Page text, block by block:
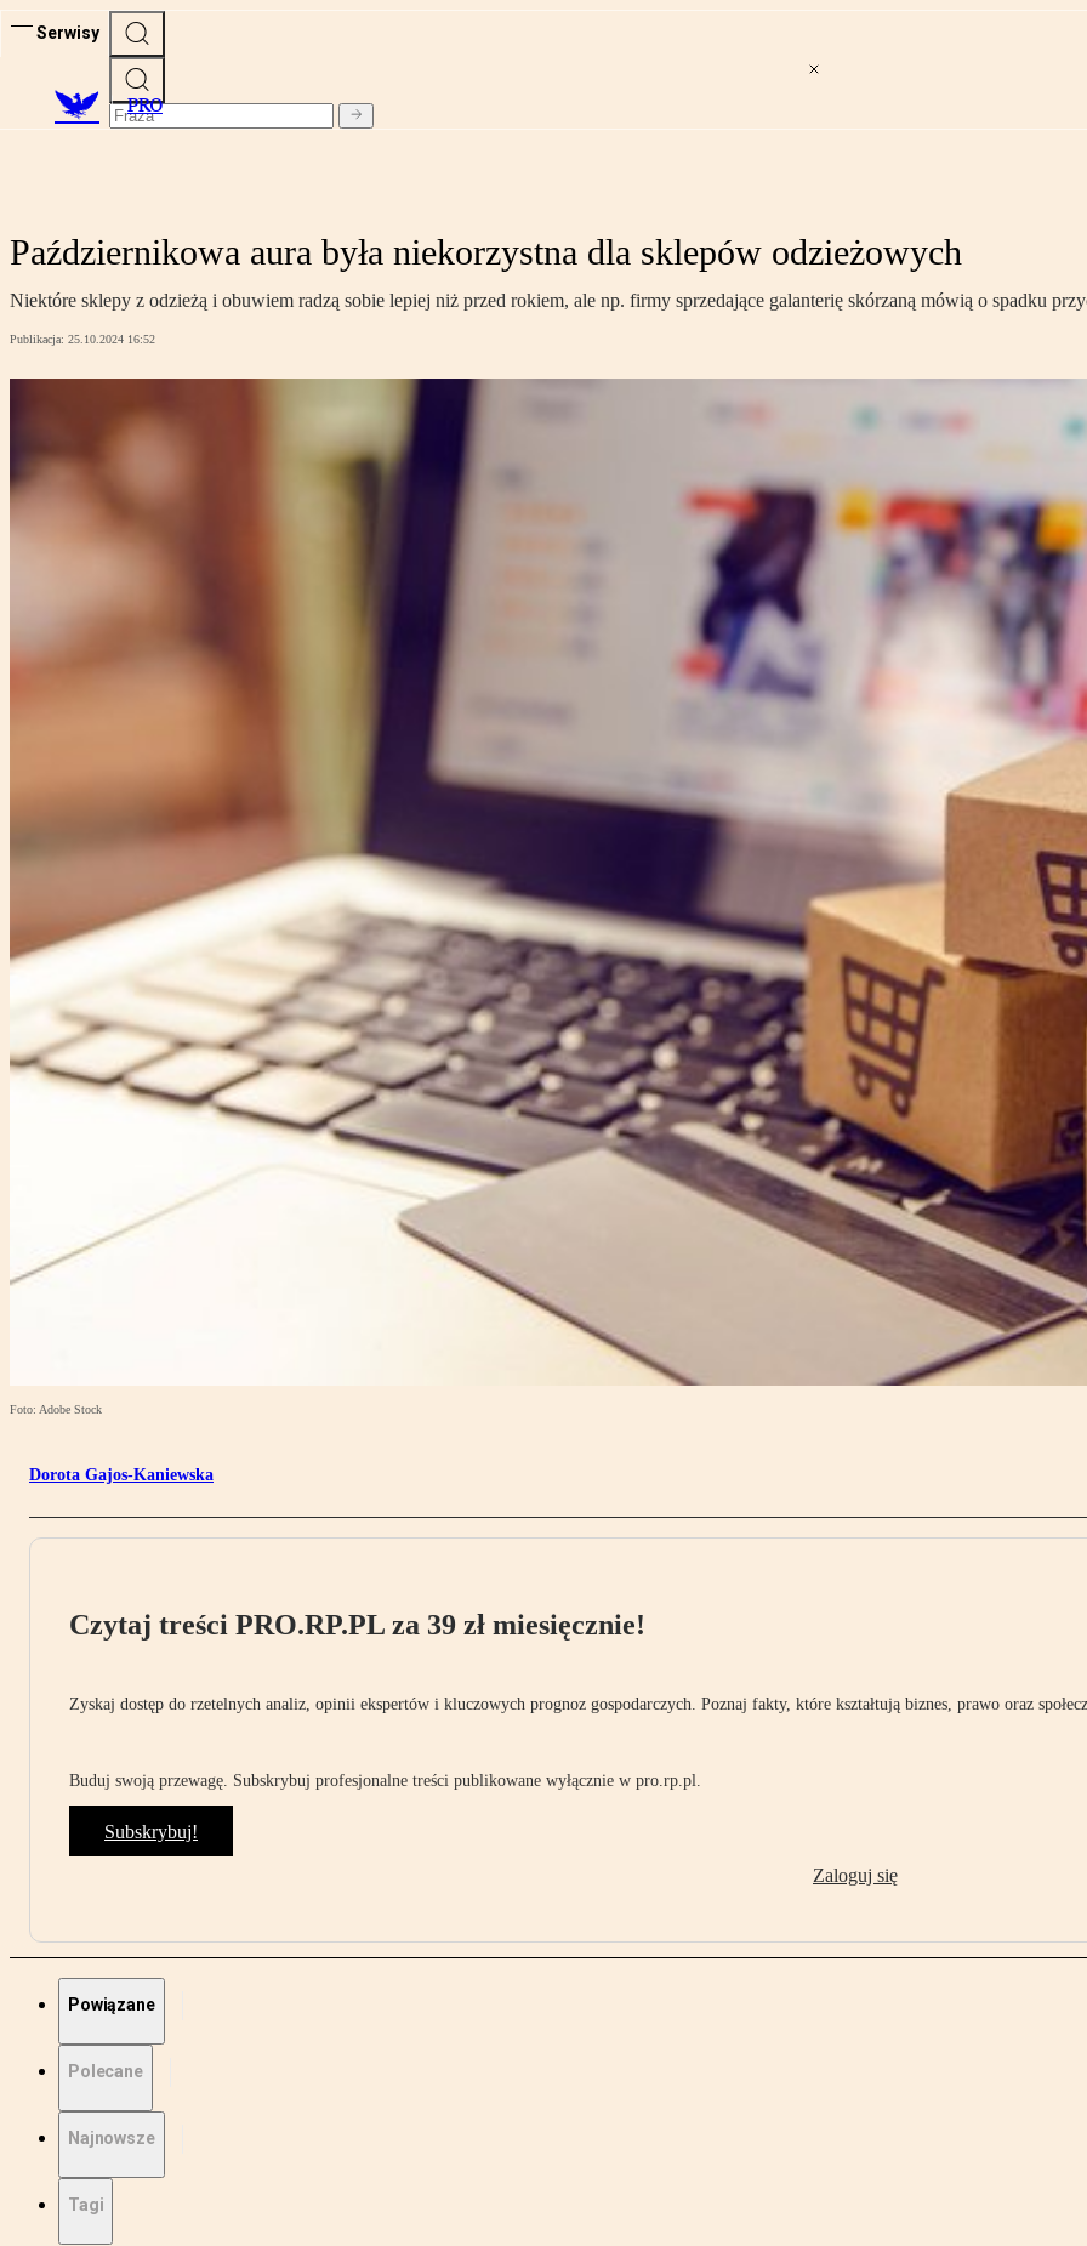
Serwisy
PRO
Październikowa aura była niekorzystna dla sklepów odzieżowych
Niektóre sklepy z odzieżą i obuwiem radzą sobie lepiej niż przed rokiem, ale np. firmy sprzedające galanterię skórzaną mówią o spadku
Publikacja: 25.10.2024 16:52
Foto: Adobe Stock
Dorota Gajos-Kaniewska
Czytaj treści PRO.RP.PL za 39 zł miesięcznie!
Zyskaj dostęp do rzetelnych analiz, opinii ekspertów i kluczowych prognoz gospodarczych. Poznaj fakty, które kształtują biznes, prawo oraz
Buduj swoją przewagę. Subskrybuj profesjonalne treści publikowane wyłącznie w pro.rp.pl.
Subskrybuj!
Zaloguj się
Powiązane
Polecane
Najnowsze
Tagi